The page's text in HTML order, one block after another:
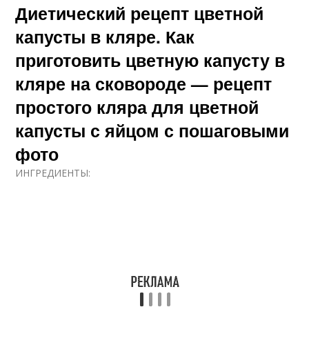
Цветная капуста
Капуста в сметанном
кляре
Капуста в
Капуста в сырном
кляре
Капуста в томатном
кляре
Диетический рецепт цветной
капусты в кляре. Как
приготовить цветную капусту в
кляре на сковороде — рецепт
простого кляра для цветной
капусты с яйцом с пошаговыми
фото
ИНГРЕДИЕНТЫ: